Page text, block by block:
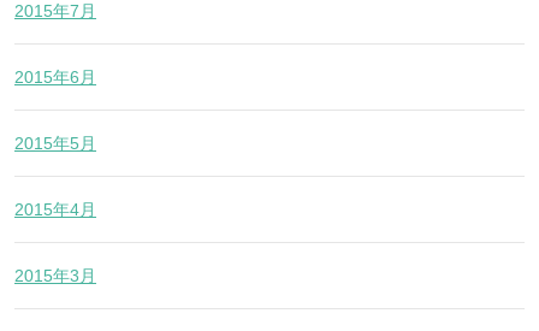
2015年7月
2015年6月
2015年5月
2015年4月
2015年3月